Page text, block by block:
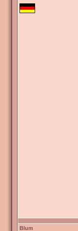
Blum